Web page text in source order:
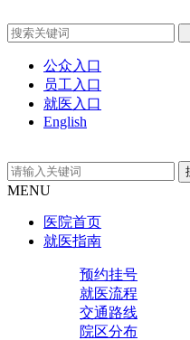
公众入口
员工入口
就医入口
English
MENU
医院首页
就医指南
预约挂号
就医流程
交通路线
院区分布